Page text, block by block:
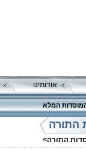
אודותינו
המלא
התורה
התורה>
פרטים נוספים: